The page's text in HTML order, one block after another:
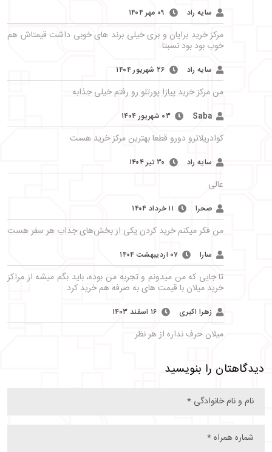
سایه راد ۰۹ مهر ۱۴۰۴
مرکز خرید برایان و بری خیلی برند های خوبی داشت قیمتاش هم
خوب بود بود نسبتا
سایه راد ۲۶ شهریور ۱۴۰۴
من مرکز خرید پیازا پورتلو رو رفتم خیلی جذابه
Saba ۰۳ شهریور ۱۴۰۴
کوادریلاترو دورو قطعا بهترین مرکز خرید هست
سایه راد ۳۰ تیر ۱۴۰۴
عالی
صحرا ۱۱ خرداد ۱۴۰۴
من فکر میکنم خرید کردن یکی از بخش‌های جذاب هر سفر هست
سارا ۰۷ اردیبهشت ۱۴۰۴
تا جایی که من میدونم و تجربه من بوده، باید بگم میشه از مراکز
خرید میلان با قیمت های به صرفه هم خرید کرد
زهرا اکبری ۱۶ اسفند ۱۴۰۳
میلان حرف نداره از هر نظر
دیدگاهتان را بنویسید